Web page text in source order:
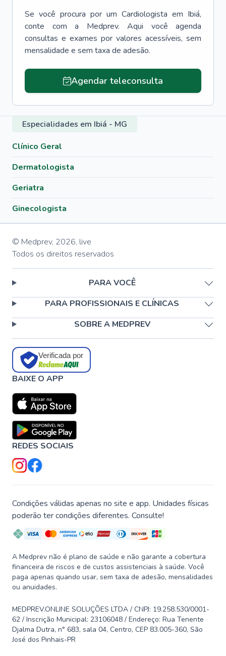
Se você procura por um Cardiologista em Ibiá,
conte com a Medprev. Aqui você agenda
consultas e exames por valores acessíveis, sem
mensalidade e sem taxa de adesão.
Agendar teleconsulta
Especialidades em Ibiá - MG
Clínico Geral
Dermatologista
Geriatra
Ginecologista
© Medprev, 2026, live
Todos os direitos reservados
PARA VOCÊ
PARA PROFISSIONAIS E CLÍNICAS
SOBRE A MEDPREV
Verificada por
BAIXE O APP
REDES SOCIAIS
Condições válidas apenas no site e app. Unidades físicas
poderão ter condições diferentes. Consulte!
A Medprev não é plano de saúde e não garante a cobertura
financeira de riscos e de custos assistenciais à saúde. Você
paga apenas quando usar, sem taxa de adesão, mensalidades
ou anuidades.
MEDPREV.ONLINE SOLUÇÕES LTDA / CNPJ: 19.258.530/0001-
62 / Inscrição Municipal: 23106048 / Endereço: Rua Tenente
Djalma Dutra, n° 683, sala 04, Centro, CEP 83.005-360, São
José dos Pinhais-PR